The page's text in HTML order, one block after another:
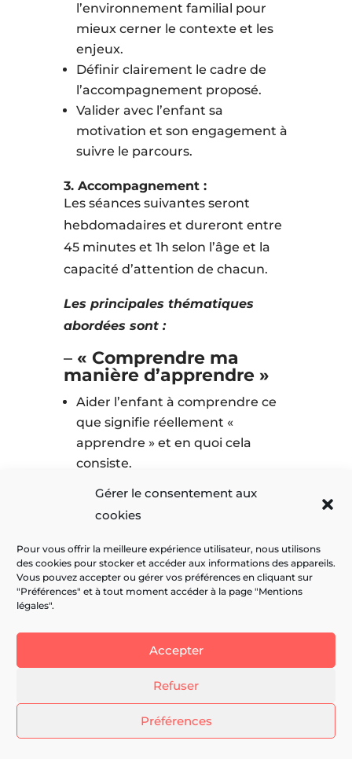
Gérer le consentement aux
cookies
Pour vous offrir la meilleure expérience utilisateur, nous utilisons
des cookies pour stocker et accéder aux informations des appareils.
Vous pouvez accepter ou gérer vos préférences en cliquant sur
"Préférences" et à tout moment accéder à la page "Mentions
légales".
Accepter
Refuser
Préférences
l’environnement familial pour
mieux cerner le contexte et les
enjeux.
Définir clairement le cadre de
l’accompagnement proposé.
Valider avec l’enfant sa
motivation et son engagement à
suivre le parcours.
3. Accompagnement :
Les séances suivantes seront
hebdomadaires et dureront entre
45 minutes et 1h selon l’âge et la
capacité d’attention de chacun.
Les principales thématiques
abordées sont :
– « Comprendre ma
manière d’apprendre »
Aider l’enfant à comprendre ce
que signifie réellement «
apprendre » et en quoi cela
consiste.
L’amener à découvrir sa manière
personnelle et unique
d’apprendre.
L’accompagner pour qu’il puisse
se voir, se sentir ou s’entendre
Lui proposer de premières pistes
concrètes et adaptées pour
enrichir ses méthodes
d’apprentissage.
–« Apprendre à